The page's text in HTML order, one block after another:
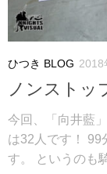
ひつき BLOG 2018
ノンストッ
今回、「向井藍
は32人です！ 99
す。 というのも